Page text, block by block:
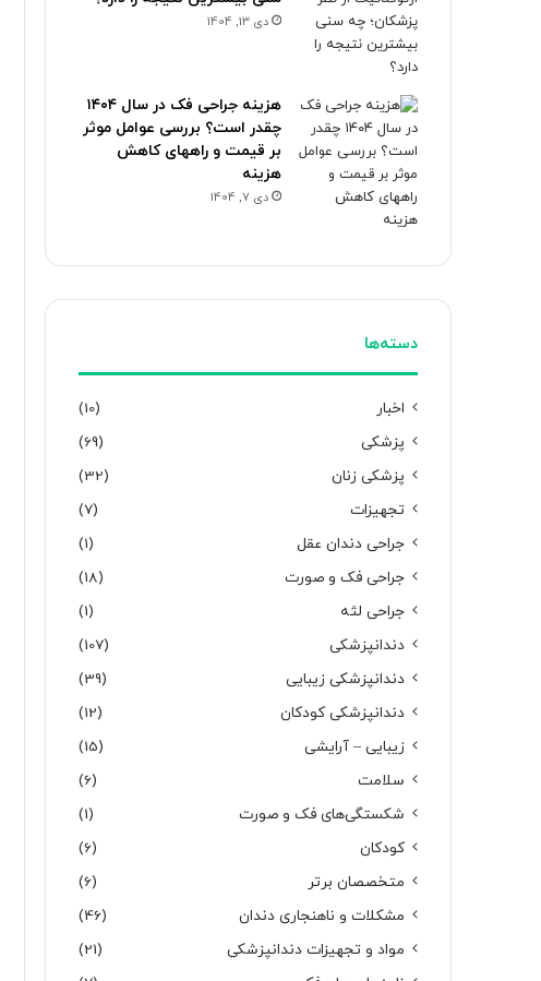
دی 13, 1404
هزینه جراحی فک در سال ۱۴۰۴
چقدر است؟ بررسی عوامل موثر
بر قیمت و راههای کاهش
هزینه
دی 7, 1404
دسته‌ها
اخبار
(10)
پزشکی
(69)
پزشکی زنان
(32)
تجهیزات
(7)
جراحی دندان عقل
(1)
جراحی فک و صورت
(18)
جراحی لثه
(1)
دندانپزشکی
(107)
دندانپزشکی زیبایی
(39)
دندانپزشکی کودکان
(12)
زیبایی – آرایشی
(15)
سلامت
(6)
شکستگی‌های فک و صورت
(1)
کودکان
(6)
متخصصان برتر
(6)
مشکلات و ناهنجاری دندان
(46)
مواد و تجهیزات دندانپزشکی
(21)